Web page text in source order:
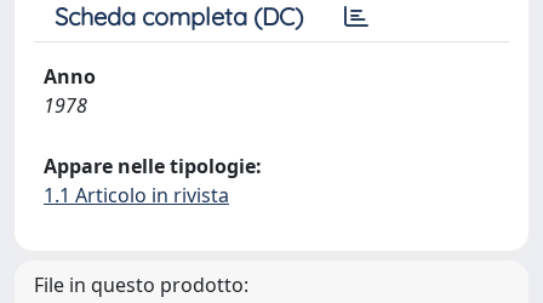
Scheda completa (DC)
Anno
1978
Appare nelle tipologie:
1.1 Articolo in rivista
File in questo prodotto: